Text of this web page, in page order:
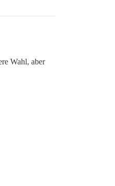
Wahl, aber